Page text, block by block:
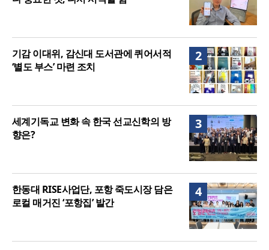
2
기감 이대위, 감신대 도서관에 퀴어서적
‘별도 부스’ 마련 조치
3
세계기독교 변화 속 한국 선교신학의 방
향은?
4
한동대 RISE사업단, 포항 죽도시장 담은
로컬 매거진 ‘포항집’ 발간